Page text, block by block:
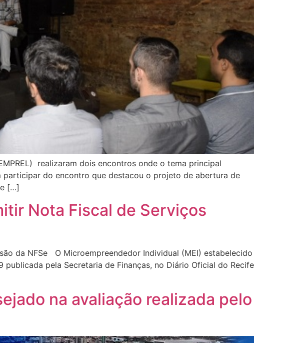
realizaram dois encontros onde o tema principal
do encontro que destacou o projeto de abertura de
[…]
Nota Fiscal de Serviços
da NFSe O Microempreendedor Individual (MEI) estabelecido
pela Secretaria de Finanças, no Diário Oficial do Recife
na avaliação realizada pelo